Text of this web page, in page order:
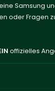
Samsung
oder Fragen
offizielles